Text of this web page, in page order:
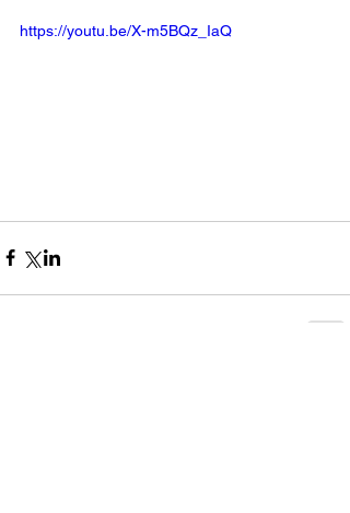
https://youtu.be/X-m5BQz_IaQ